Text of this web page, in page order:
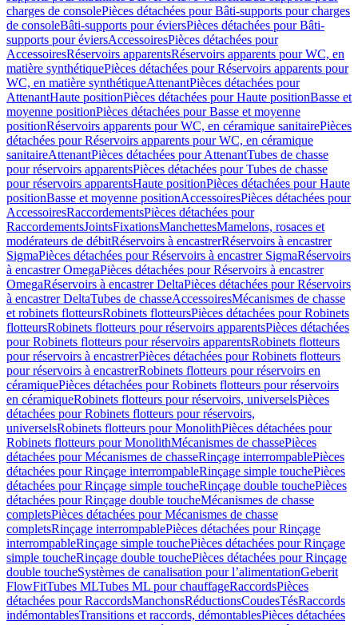
charges de consolePièces détachées pour Bâti-supports pour charges
de consoleBâti-supports pour éviersPièces détachées pour Bâti-
supports pour éviersAccessoiresPièces détachées pour
AccessoiresRéservoirs apparentsRéservoirs apparents pour WC, en
matière synthétiquePièces détachées pour Réservoirs apparents pour
WC, en matière synthétiqueAttenantPièces détachées pour
AttenantHaute positionPièces détachées pour Haute positionBasse et
moyenne positionPièces détachées pour Basse et moyenne
positionRéservoirs apparents pour WC, en céramique sanitairePièces
détachées pour Réservoirs apparents pour WC, en céramique
sanitaireAttenantPièces détachées pour AttenantTubes de chasse
pour réservoirs apparentsPièces détachées pour Tubes de chasse
pour réservoirs apparentsHaute positionPièces détachées pour Haute
positionBasse et moyenne positionAccessoiresPièces détachées pour
AccessoiresRaccordementsPièces détachées pour
RaccordementsJointsFixationsManchettesMamelons, rosaces et
modérateurs de débitRéservoirs à encastrerRéservoirs à encastrer
SigmaPièces détachées pour Réservoirs à encastrer SigmaRéservoirs
à encastrer OmegaPièces détachées pour Réservoirs à encastrer
OmegaRéservoirs à encastrer DeltaPièces détachées pour Réservoirs
à encastrer DeltaTubes de chasseAccessoiresMécanismes de chasse
et robinets flotteursRobinets flotteursPièces détachées pour Robinets
flotteursRobinets flotteurs pour réservoirs apparentsPièces détachées
pour Robinets flotteurs pour réservoirs apparentsRobinets flotteurs
pour réservoirs à encastrerPièces détachées pour Robinets flotteurs
pour réservoirs à encastrerRobinets flotteurs pour réservoirs en
céramiquePièces détachées pour Robinets flotteurs pour réservoirs
en céramiqueRobinets flotteurs pour réservoirs, universelsPièces
détachées pour Robinets flotteurs pour réservoirs,
universelsRobinets flotteurs pour MonolithPièces détachées pour
Robinets flotteurs pour MonolithMécanismes de chassePièces
détachées pour Mécanismes de chasseRinçage interrompablePièces
détachées pour Rinçage interrompableRinçage simple touchePièces
détachées pour Rinçage simple toucheRinçage double touchePièces
détachées pour Rinçage double toucheMécanismes de chasse
completsPièces détachées pour Mécanismes de chasse
completsRinçage interrompablePièces détachées pour Rinçage
interrompableRinçage simple touchePièces détachées pour Rinçage
simple toucheRinçage double touchePièces détachées pour Rinçage
double toucheSystèmes de canalisation pour l’alimentationGeberit
FlowFitTubes MLTubes ML pour chauffageRaccordsPièces
détachées pour RaccordsManchonsRéductionsCoudesTésRaccords
indémontablesTransitions et raccords, démontablesPièces détachées